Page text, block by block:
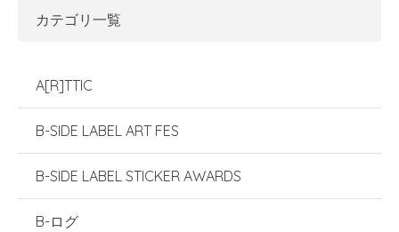
カテゴリ一覧
A[R]TTIC
B-SIDE LABEL ART FES
B-SIDE LABEL STICKER AWARDS
B-ログ